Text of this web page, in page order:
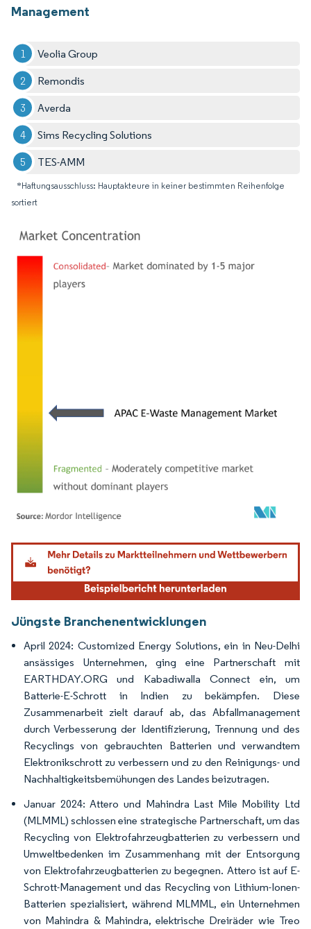
Management
Veolia Group
Remondis
Averda
Sims Recycling Solutions
TES-AMM
*Haftungsausschluss: Hauptakteure in keiner bestimmten Reihenfolge
sortiert
Bild © Mordor Intelligence. Wiederverwendung erfordert Namensnennung gemäß
Jüngste Branchenentwicklungen
April 2024: Customized Energy Solutions, ein in Neu-Delhi
ansässiges Unternehmen, ging eine Partnerschaft mit
EARTHDAY.ORG und Kabadiwalla Connect ein, um
Batterie-E-Schrott in Indien zu bekämpfen. Diese
Zusammenarbeit zielt darauf ab, das Abfallmanagement
durch Verbesserung der Identifizierung, Trennung und des
Recyclings von gebrauchten Batterien und verwandtem
Elektronikschrott zu verbessern und zu den Reinigungs- und
Nachhaltigkeitsbemühungen des Landes beizutragen.
Januar 2024: Attero und Mahindra Last Mile Mobility Ltd
(MLMML) schlossen eine strategische Partnerschaft, um das
Recycling von Elektrofahrzeugbatterien zu verbessern und
Umweltbedenken im Zusammenhang mit der Entsorgung
von Elektrofahrzeugbatterien zu begegnen. Attero ist auf E-
Schrott-Management und das Recycling von Lithium-Ionen-
Batterien spezialisiert, während MLMML, ein Unternehmen
von Mahindra & Mahindra, elektrische Dreiräder wie Treo